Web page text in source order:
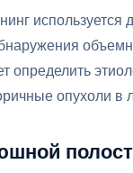
используется
определить
опухоли в